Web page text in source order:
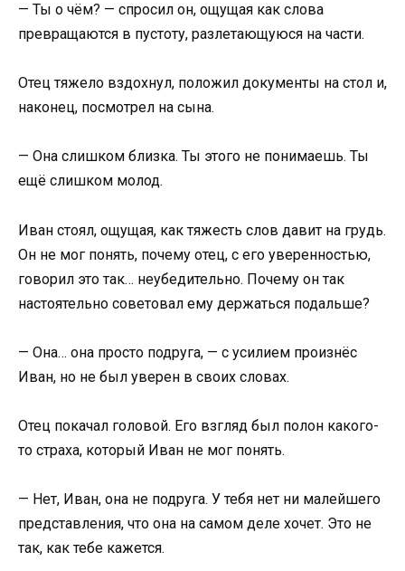
— Ты о чём? — спросил он, ощущая как слова
превращаются в пустоту, разлетающуюся на части.
Отец тяжело вздохнул, положил документы на стол и,
наконец, посмотрел на сына.
— Она слишком близка. Ты этого не понимаешь. Ты
ещё слишком молод.
Иван стоял, ощущая, как тяжесть слов давит на грудь.
Он не мог понять, почему отец, с его уверенностью,
говорил это так… неубедительно. Почему он так
настоятельно советовал ему держаться подальше?
— Она… она просто подруга, — с усилием произнёс
Иван, но не был уверен в своих словах.
Отец покачал головой. Его взгляд был полон какого-
то страха, который Иван не мог понять.
— Нет, Иван, она не подруга. У тебя нет ни малейшего
представления, что она на самом деле хочет. Это не
так, как тебе кажется.